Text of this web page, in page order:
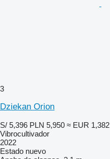
3
Dziekan Orion
S/ 5,396 PLN 5,950 ≈ EUR 1,382
Vibrocultivador
2022
Estado nuevo